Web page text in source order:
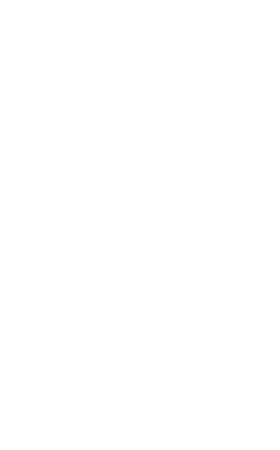
12,00 € (0%). Vorher 64,99 €.